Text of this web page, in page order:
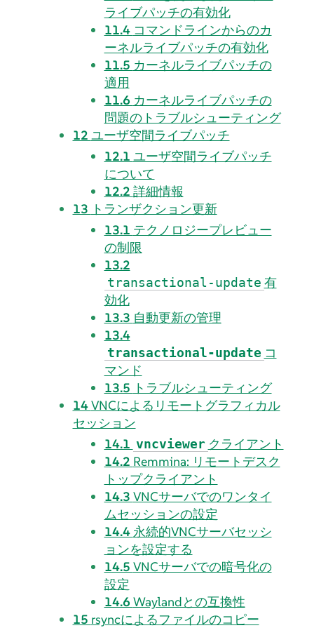
ライブパッチの有効化
11.4 コマンドラインからのカ
ーネルライブパッチの有効化
11.5 カーネルライブパッチの
適用
11.6 カーネルライブパッチの
問題のトラブルシューティング
12 ユーザ空間ライブパッチ
12.1 ユーザ空間ライブパッチ
について
12.2 詳細情報
13 トランザクション更新
13.1 テクノロジープレビュー
の制限
13.2
transactional-update 有
効化
13.3 自動更新の管理
13.4
transactional-update コ
マンド
13.5 トラブルシューティング
14VNCによるリモートグラフィカル
セッション
14.1 vncviewer クライアント
14.2 Remmina: リモートデスク
トップクライアント
14.3 VNCサーバでのワンタイ
ムセッションの設定
14.4 永続的VNCサーバセッシ
ョンを設定する
14.5 VNCサーバでの暗号化の
設定
14.6 Waylandとの互換性
15 rsyncによるファイルのコピー